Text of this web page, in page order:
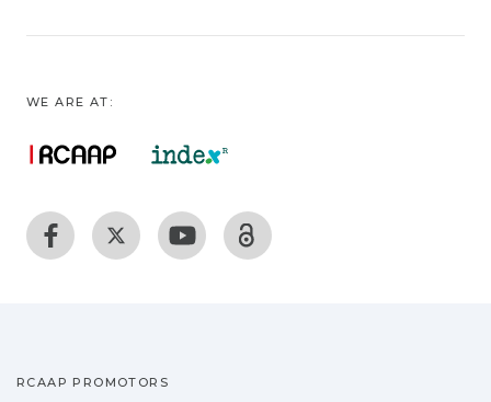
WE ARE AT:
RCAAP PROMOTORS